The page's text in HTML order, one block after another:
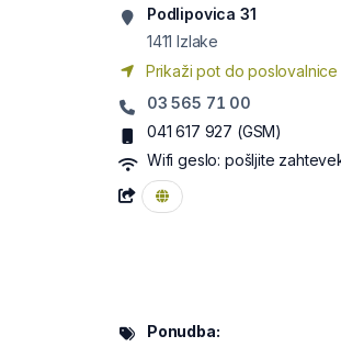
Podlipovica 31
1411 Izlake
Prikaži pot do poslovalnice
03 565 71 00
041 617 927 (GSM)
Wifi geslo: pošljite
Ponudba: